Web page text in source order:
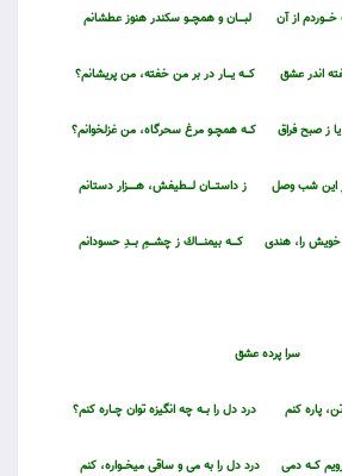
خــــوردم از آن لبـــــان و همچـــو سكندر هنوز عطشانم
اندر عشق كــــه يــــار در بر من خفته، من پريشانم؟
يا ز صبح فراق كـــه همچــو مرغ سحرگاه، من غزلخوانم؟
از اين شب وصل ز داستــــان لــــطيفش، هـــــــزار دستانم
را، هندى كـــــه بيمنـــــاك ز چشــــمِ بــــدِ حسودانم
سرا پرده عشق
به تن، پاره كنم درد دل را بـــه چه انگيزه توان چــاره كنم؟
رويم كـــه دمى درد دل را به مى و ساقى ميخـــواره، كنم